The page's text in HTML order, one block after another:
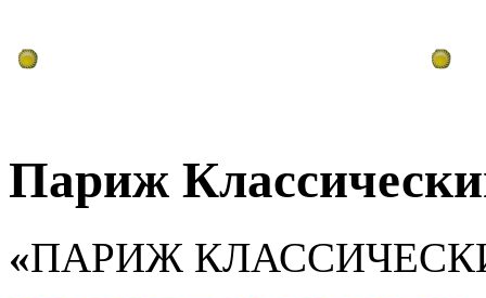
Париж
«ПАРИЖ